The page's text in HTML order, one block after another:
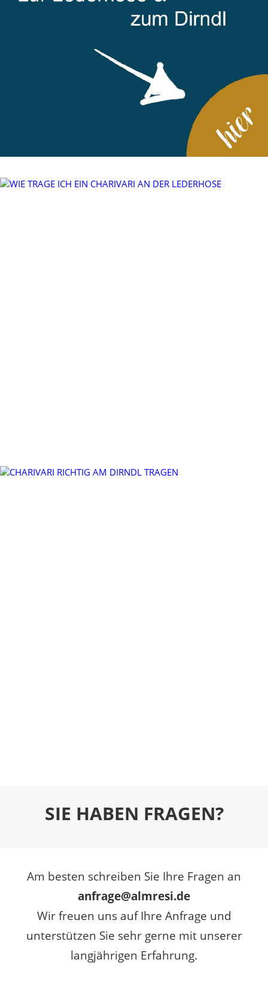
SIE HABEN FRAGEN?
Am besten schreiben Sie Ihre Fragen an
anfrage@almresi.de
Wir freuen uns auf Ihre Anfrage und
unterstützen Sie sehr gerne mit unserer
langjährigen Erfahrung.